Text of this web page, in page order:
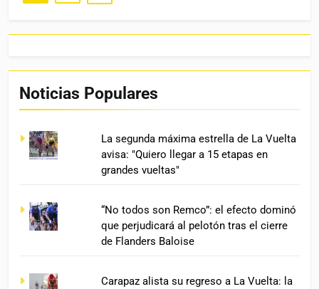
Noticias Populares
La segunda máxima estrella de La Vuelta
avisa: "Quiero llegar a 15 etapas en
grandes vueltas"
“No todos son Remco”: el efecto dominó
que perjudicará al pelotón tras el cierre
de Flanders Baloise
Carapaz alista su regreso a La Vuelta: la